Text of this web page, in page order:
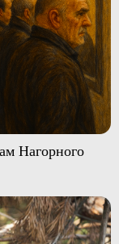
Нагорного